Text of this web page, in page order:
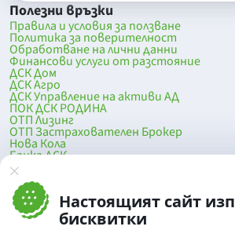
Настоящият сайт
бисквитки
Полезни връзки
Правила и условия за ползване
Политика за поверителност
Обработване на лични данни
Финансови услуги от разстояние
ДСК Дом
ДСК Агро
ДСК Управление на активи АД
ПОК ДСК РОДИНА
ОТП Лизинг
ОТП Застрахователен Брокер
Нова Кола
Банка ДСК
DSK Mobile
Оферти за продажба от Банка ДСК
Клонова мрежа и банкомати
До началото на страницата